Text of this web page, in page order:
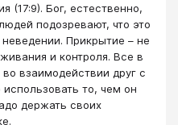
(17:9). Бог, естественно,
подозревают, что это
Прикрытие – не
и контроля. Все в
взаимодействии друг с
то, чем он
держать своих